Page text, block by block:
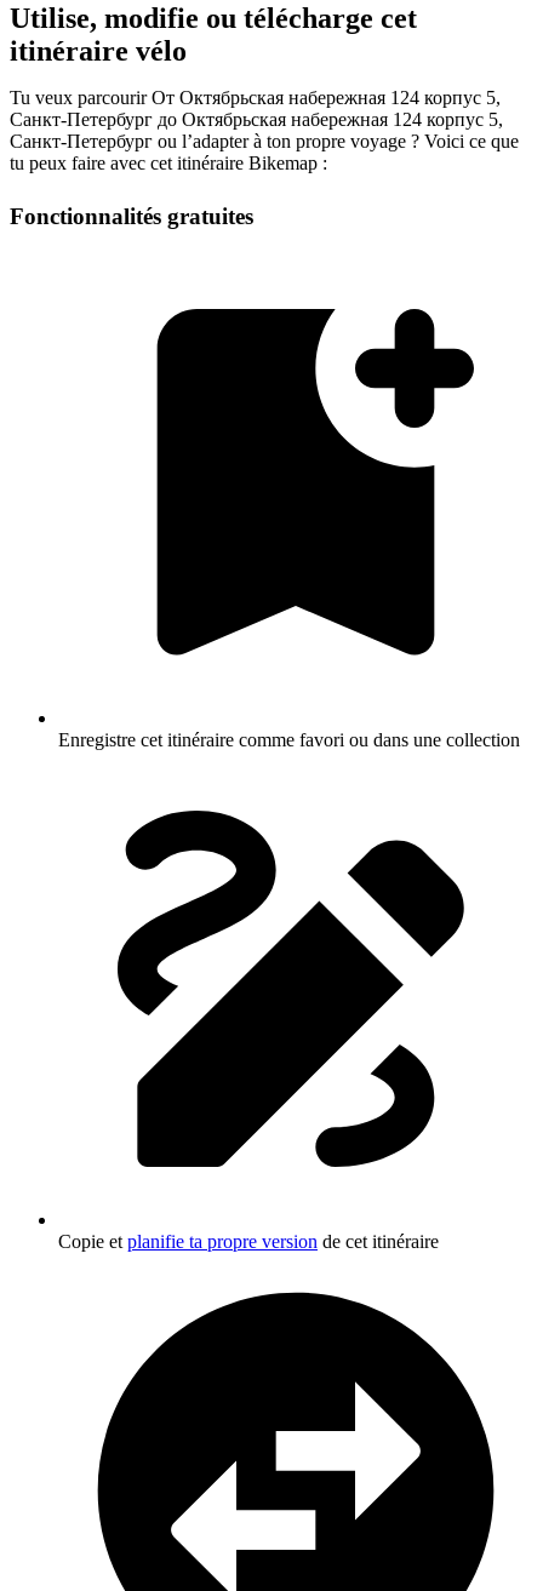
Utilise, modifie ou télécharge cet
itinéraire vélo
Tu veux parcourir От Октябрьская набережная 124 корпус 5,
Санкт-Петербург до Октябрьская набережная 124 корпус 5,
Санкт-Петербург ou l’adapter à ton propre voyage ? Voici ce que
tu peux faire avec cet itinéraire Bikemap :
Fonctionnalités gratuites
Enregistre cet itinéraire comme favori ou dans une collection
Copie et planifie ta propre version de cet itinéraire